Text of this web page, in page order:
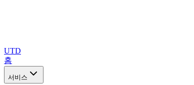
UTD
홈
서비스